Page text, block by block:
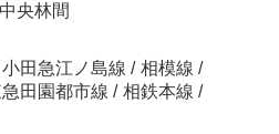
中央林間
小田急江ノ島線 / 相模線 /
田園都市線 / 相鉄本線 /